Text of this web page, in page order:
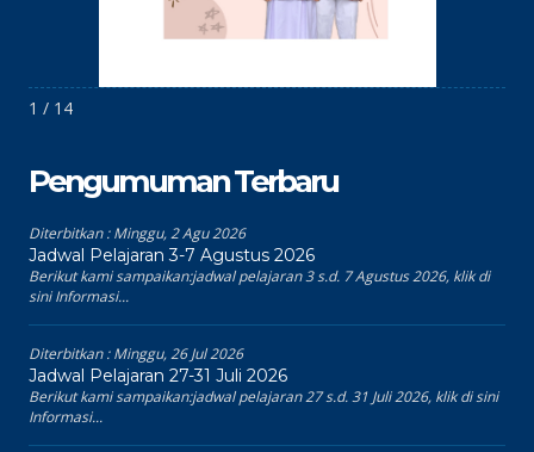
1 / 14
Pengumuman Terbaru
Diterbitkan :Minggu, 2 Agu 2026
Jadwal Pelajaran 3-7 Agustus 2026
Berikut kami sampaikan:jadwal pelajaran 3 s.d. 7 Agustus 2026, klik di
sini Informasi...
Diterbitkan :Minggu, 26 Jul 2026
Jadwal Pelajaran 27-31 Juli 2026
Berikut kami sampaikan:jadwal pelajaran 27 s.d. 31 Juli 2026, klik di sini
Informasi...